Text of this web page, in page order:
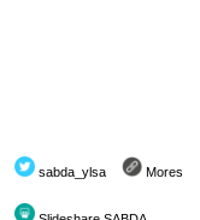
sabda_ylsa Mores